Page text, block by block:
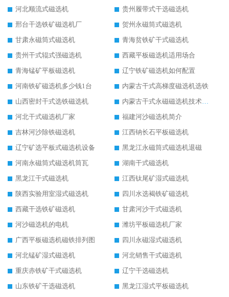
河北顺流式磁选机
贵州履带式干选磁选机
邢台干选铁矿磁选机厂
贺州永磁筒式磁选机
甘肃永磁筒式磁选机
青海贫铁矿干式磁选机
贵州干式辊式强磁选机
西藏平板磁选机适用场合
青海锰矿平板磁选机
辽宁铁矿磁选机如何配置
河南铁矿磁选机多少钱1台
内蒙古干式高梯度磁选机选铁
山西密封干式选铁磁选机
内蒙古干式永磁磁选机技术要求
河北干式磁选机厂家
福建河沙磁选机简介
吉林河沙除铁磁选机
江西钠长石平板磁选机
辽宁矿选平板式磁选机设备
黑龙江永磁筒式磁选机退磁
河南永磁筒式磁选机筒瓦
湖南干式磁选机
黑龙江干式磁选机
江西钛尾矿湿式磁选机
陕西实验用室湿式磁选机
四川水选褐铁矿磁选机
西藏干选铁矿磁选机
甘肃河沙干式磁选机
河沙磁选机的电机
潍坊平板磁选机厂家
广西平板磁选机磁铁排列图
四川永磁湿式磁选机
河北锰矿湿式磁选机
河北销售干式磁选机
重庆赤铁矿干式磁选机
辽宁干选磁选机
山东铁矿干选磁选机
黑龙江湿式平板磁选机